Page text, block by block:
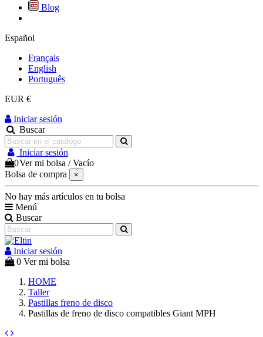
Blog
Español
Français
English
Português
EUR €
Iniciar sesión
Buscar
Iniciar sesión
0Ver mi bolsa /Vacío
Bolsa de compra
×
No hay más artículos en tu bolsa
Menú
Buscar
Iniciar sesión
0 Ver mi bolsa
HOME
Taller
Pastillas freno de disco
Pastillas de freno de disco compatibles Giant MPH